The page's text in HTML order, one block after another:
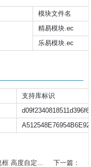
模块文件名
精易模块.ec
乐易模块.ec
支持库标识
框 高度自定... 下一篇：